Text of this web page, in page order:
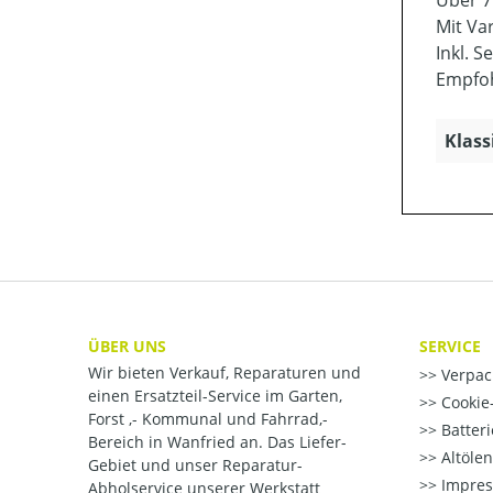
Mit
Inkl.
ÜBER UNS
Wir bieten Verkauf, Reparaturen und
einen Ersatzteil-Service im Garten,
Forst ,- Kommunal und Fahrrad,-
Bereich in Wanfried an. Das Liefer-
Gebiet und unser Reparatur-
Abholservice unserer Werkstatt
SERVICE